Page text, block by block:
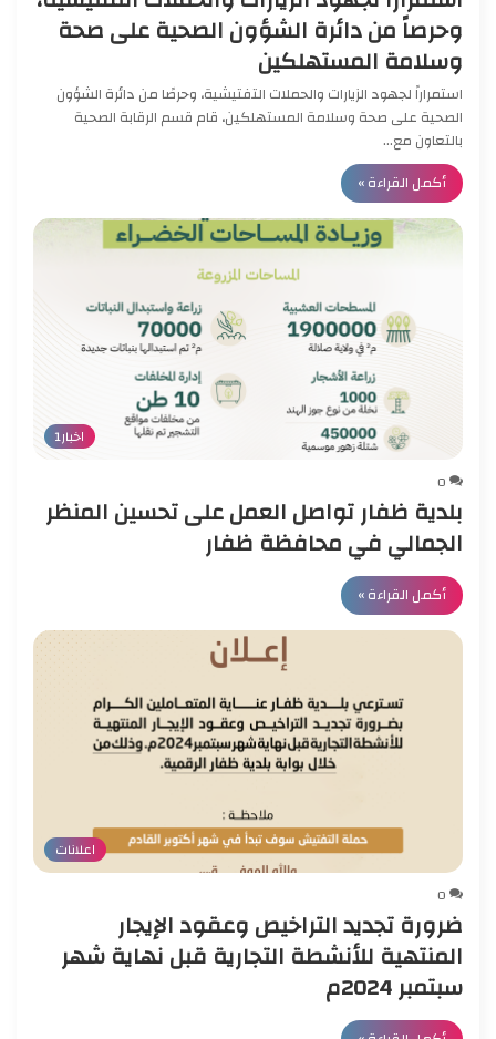
وحرصاً من دائرة الشؤون الصحية على صحة
وسلامة المستهلكين
استمراراً لجهود الزيارات والحملات التفتيشية، وحرصًا من دائرة الشؤون
الصحية على صحة وسلامة المستهلكين، قام قسم الرقابة الصحية
بالتعاون مع…
أكمل القراءة »
اخبار1
0
‏بلدية ظفار تواصل العمل على تحسين المنظر
الجمالي في محافظة ظفار
أكمل القراءة »
اعلانات
0
ضرورة تجديد التراخيص وعقود الإيجار
المنتهية للأنشطة التجارية قبل نهاية شهر
سبتمبر 2024م